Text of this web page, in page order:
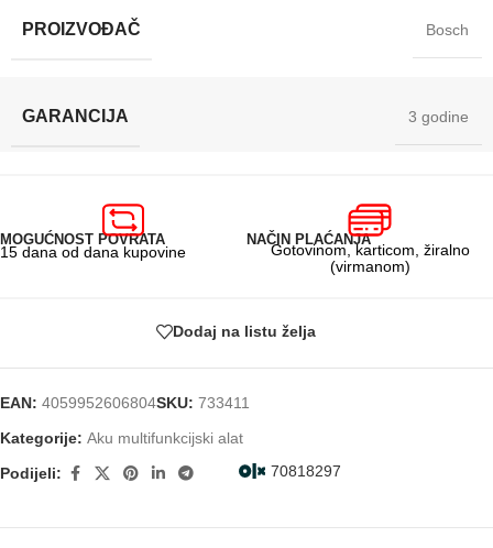
PROIZVOĐAČ Bosch
GARANCIJA 3 godine
MOGUĆNOST POVRATA
15 dana od dana kupovine
NAČIN PLAĆANJA
Gotovinom, karticom, žiralno
(virmanom)
Dodaj na listu želja
EAN: 4059952606804SKU: 733411
Kategorije: Aku multifunkcijski alat
70818297
Podijeli: